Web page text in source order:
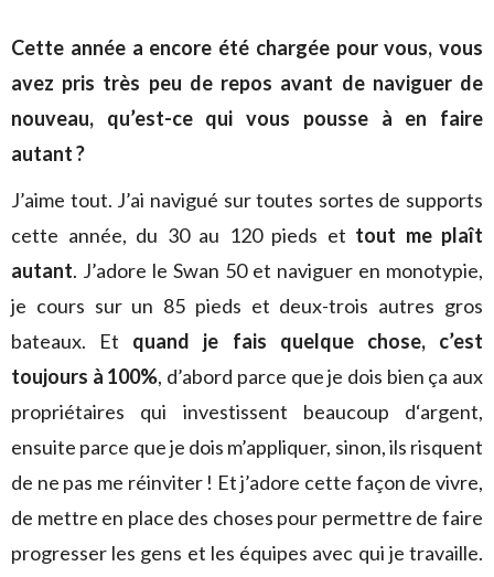
Cette année a encore été chargée pour vous, vous
avez pris très peu de repos avant de naviguer de
nouveau, qu’est-ce qui vous pousse à en faire
autant ?
J’aime tout. J’ai navigué sur toutes sortes de supports
cette année, du 30 au 120 pieds et tout me plaît
autant. J’adore le Swan 50 et naviguer en monotypie,
je cours sur un 85 pieds et deux-trois autres gros
bateaux. Et quand je fais quelque chose, c’est
toujours à 100%, d’abord parce que je dois bien ça aux
propriétaires qui investissent beaucoup d‘argent,
ensuite parce que je dois m’appliquer, sinon, ils risquent
de ne pas me réinviter ! Et j’adore cette façon de vivre,
de mettre en place des choses pour permettre de faire
progresser les gens et les équipes avec qui je travaille.